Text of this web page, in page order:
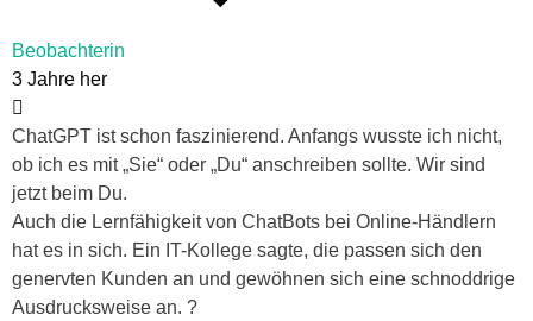
Beobachterin
3 Jahre her
ChatGPT ist schon faszinierend. Anfangs wusste ich nicht,
ob ich es mit „Sie“ oder „Du“ anschreiben sollte. Wir sind
jetzt beim Du.
Auch die Lernfähigkeit von ChatBots bei Online-Händlern
hat es in sich. Ein IT-Kollege sagte, die passen sich den
genervten Kunden an und gewöhnen sich eine schnoddrige
Ausdrucksweise an. ?